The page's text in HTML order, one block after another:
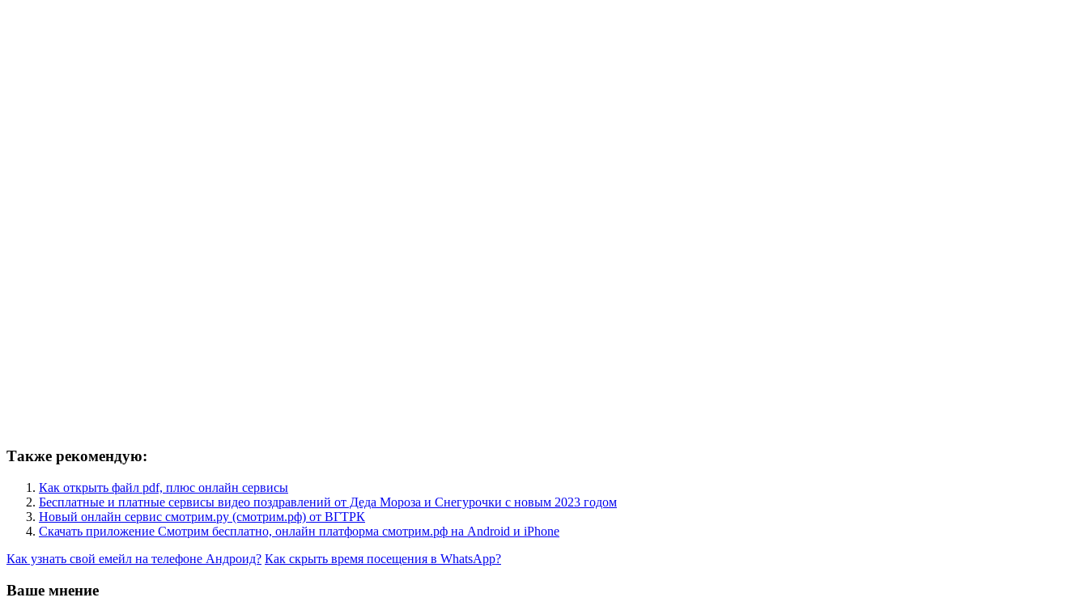
Также рекомендую:
Как открыть файл pdf, плюс онлайн сервисы
Бесплатные и платные сервисы видео поздравлений от Деда Мороза и Снегурочки с новым 2023 годом
Новый онлайн сервис смотрим.ру (смотрим.рф) от ВГТРК
Скачать приложение Смотрим бесплатно, онлайн платформа смотрим.рф на Android и iPhone
Как узнать свой емейл на телефоне Андроид? Как скрыть время посещения в WhatsApp?
Ваше мнение